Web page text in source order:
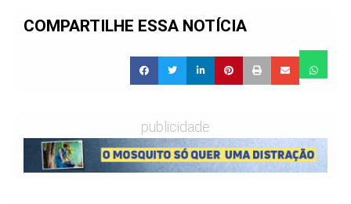
COMPARTILHE ESSA NOTÍCIA
publicidade